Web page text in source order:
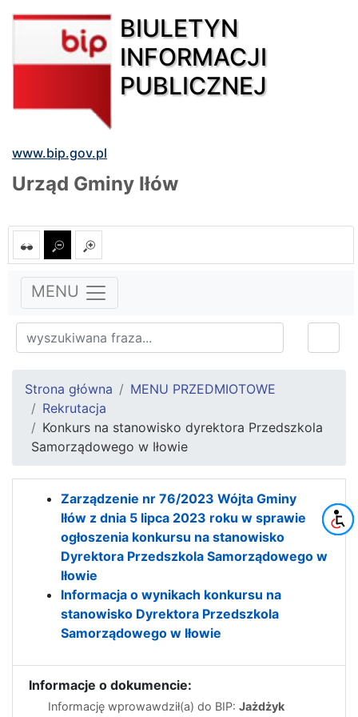
BIULETYN
INFORMACJI
PUBLICZNEJ
www.bip.gov.pl
Urząd Gminy Iłów
MENU
Strona główna
MENU PRZEDMIOTOWE
Rekrutacja
Konkurs na stanowisko dyrektora Przedszkola
Samorządowego w Iłowie
Zarządzenie nr 76/2023 Wójta Gminy
Iłów z dnia 5 lipca 2023 roku w sprawie
ogłoszenia konkursu na stanowisko
Dyrektora Przedszkola Samorządowego w
Iłowie
Informacja o wynikach konkursu na
stanowisko Dyrektora Przedszkola
Samorządowego w Iłowie
Informacje o dokumencie:
Informację wprowawdził(a) do BIP: Jażdżyk